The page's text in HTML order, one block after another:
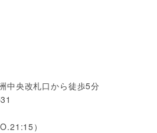
中央改札口から徒歩5分
）